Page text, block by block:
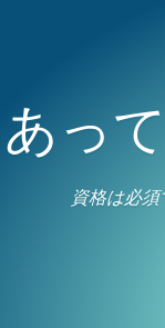
あっ
資格は必